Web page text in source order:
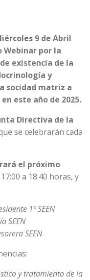
9 de Abril
Webinar por la
existencia de la
y
socidad matriz a
este año de 2025..
Directiva de la
se celebrarán cada
el próximo
a 18:40 horas, y
1º SEEN
SEEN
SEEN
y tratamiento de la